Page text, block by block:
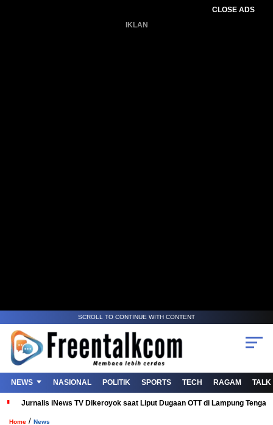
CLOSE ADS
IKLAN
SCROLL TO CONTINUE WITH CONTENT
NEWS NASIONAL POLITIK SPORTS TECH RAGAM TALK
Jurnalis iNews TV Dikeroyok saat Liput Dugaan OTT di Lampung
Home / News